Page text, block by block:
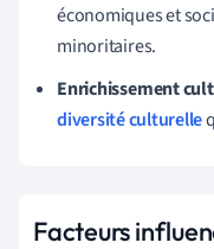
économiques et
minoritaires.
Enrichissement
diversité culturelle
Facteurs